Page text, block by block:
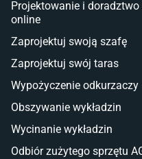
Płytki
Płytki betonowe
Płytki Cersanit
Płytki wielkoformatowe
Glazura
Płytki marmurowe
Projektowanie i
online
Zaprojektuj swoją szafę
Zaprojektuj swój taras
Wypożyczenie odkurzaczy
Obszywanie wykładzin
Wycinanie wykładzin
Odbiór zużytego sprzętu